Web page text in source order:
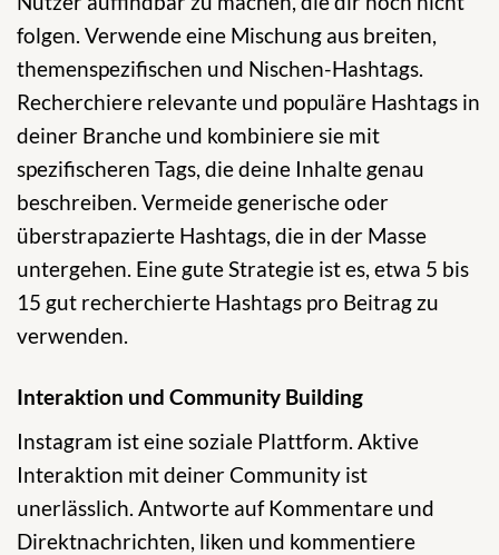
folgen. Verwende eine Mischung aus breiten,
themenspezifischen und Nischen-Hashtags.
Recherchiere relevante und populäre Hashtags in
deiner Branche und kombiniere sie mit
spezifischeren Tags, die deine Inhalte genau
beschreiben. Vermeide generische oder
überstrapazierte Hashtags, die in der Masse
untergehen. Eine gute Strategie ist es, etwa 5 bis
15 gut recherchierte Hashtags pro Beitrag zu
verwenden.
Interaktion und Community Building
Instagram ist eine soziale Plattform. Aktive
Interaktion mit deiner Community ist
unerlässlich. Antworte auf Kommentare und
Direktnachrichten, liken und kommentiere